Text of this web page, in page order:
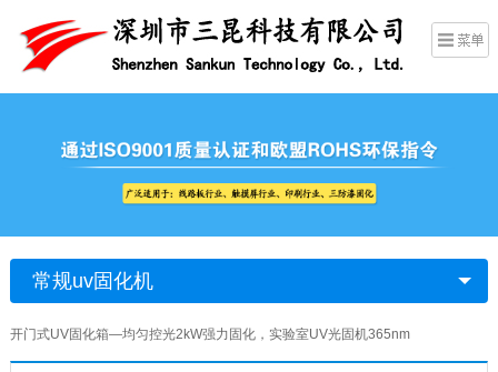
常规uv固化机
开门式UV固化箱—均匀控光2kW强力固化，实验室UV光固机365nm